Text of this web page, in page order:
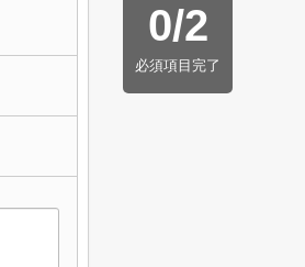
0/2
必須項目完了